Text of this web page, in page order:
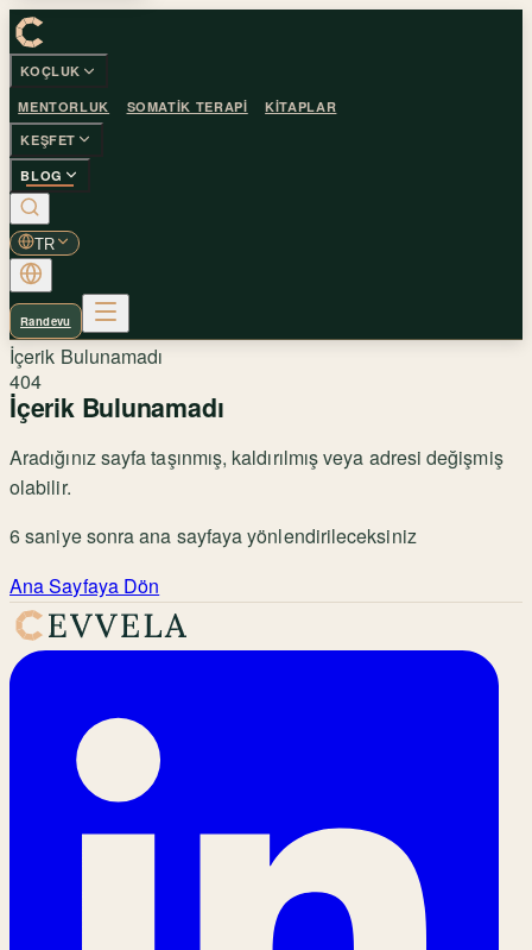
KOÇLUK
MENTORLUK SOMATIK TERAPI
KITAPLAR
KEŞFET
BLOG
TR
Randevu
İçerik Bulunamadı
404
İçerik Bulunamadı
Aradığınız sayfa taşınmış, kaldırılmış veya adresi değişmiş
olabilir.
6saniye sonra ana sayfaya yönlendirileceksiniz
Ana Sayfaya Dön